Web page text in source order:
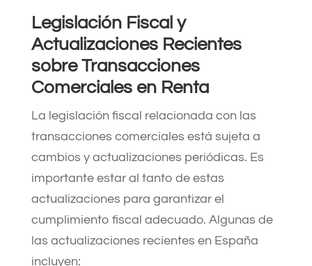
Legislación Fiscal y
Actualizaciones Recientes
sobre Transacciones
Comerciales en Renta
La legislación fiscal relacionada con las
transacciones comerciales está sujeta a
cambios y actualizaciones periódicas. Es
importante estar al tanto de estas
actualizaciones para garantizar el
cumplimiento fiscal adecuado. Algunas de
las actualizaciones recientes en España
incluyen: